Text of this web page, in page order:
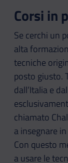
Corsi in
Se cerchi un
alta
tecniche
posto giusto.
dall’Italia e
chiamato
a insegnare
Con questo
a usare le